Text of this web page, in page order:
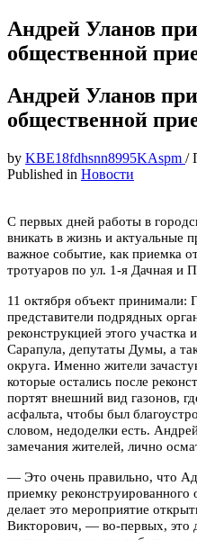
Андрей Уланов
общественной
Андрей Уланов
общественной
by KBE18fdhsnn8995KAspm /
Published in Новости
С первых дней работы в
вникать в жизнь и актуальные
важное событие, как приемка
тротуаров по ул. 1-я Дачная и
11 октября объект принимали:
представители подрядных
реконструкцией этого
Сарапула, депутаты Думы, а
округа. Именно жители
которые остались после
портят внешний вид газонов,
асфальта, чтобы был
словом, недоделки есть.
замечания жителей, лично
— Это очень правильно, что
приемку реконструированного
делает это мероприятие
Викторович, — во-первых, это